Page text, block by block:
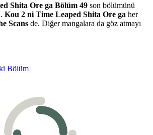
Shita Ore ga Bölüm 49 son bölümünü
Kou 2 ni Time Leaped Shita Ore ga her
Scans de. Diğer mangalara da göz atmayı
Bölüm